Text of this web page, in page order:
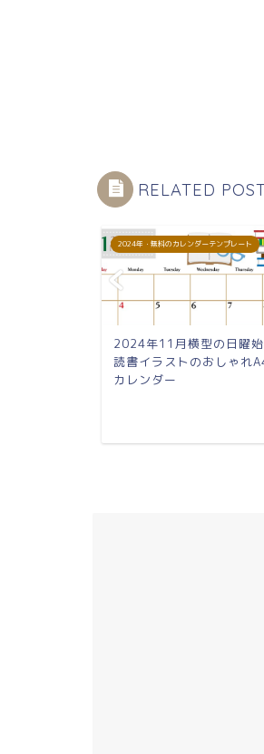
RELATED
2024年・無料のカレンダーテンプレート
2024年11月横型の日曜始
読書イラストのおしゃれ
カレンダー